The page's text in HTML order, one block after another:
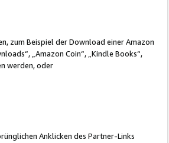
zum Beispiel der Download einer Amazon
„Amazon Coin“, „Kindle Books“,
werden, oder
Anklicken des Partner-Links